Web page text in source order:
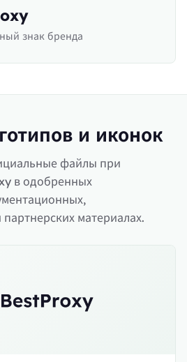
знак бренда
и иконок
файлы при
в одобренных
материалах.